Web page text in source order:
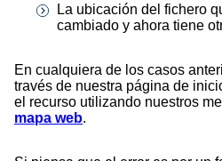
La ubicación del fichero
cambiado y ahora tiene
En cualquiera de los casos
través de nuestra página de
el recurso utilizando nuestros
mapa web.